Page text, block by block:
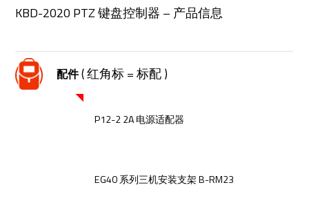
KBD-2020 PTZ 键盘控制器 – 产品信息
配件( 红角标 = 标配 )
P12-2 2A 电源适配器
EG40 系列三机安装支架 B-RM23